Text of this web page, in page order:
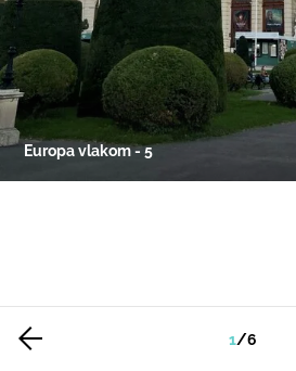
Europa vlakom - 5
1/6